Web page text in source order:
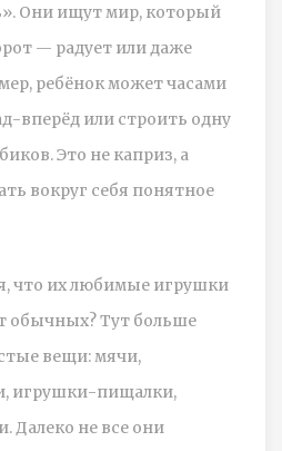
Они ищут мир, который
— радует или даже
ребёнок может часами
вперёд или строить одну
Это не каприз, а
вокруг себя понятное
что их любимые игрушки
обычных? Тут больше
вещи: мячи,
игрушки-пищалки,
Далеко не все они